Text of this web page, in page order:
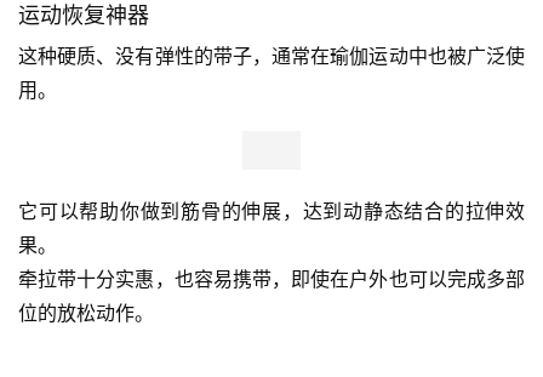
运动恢复神器
这种硬质、没有弹性的带子，通常在瑜伽运动中也被广泛使
用。
它可以帮助你做到筋骨的伸展，达到动静态结合的拉伸效
果。
牵拉带十分实惠，也容易携带，即使在户外也可以完成多部
位的放松动作。